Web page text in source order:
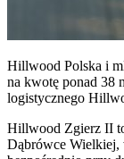
Hillwood Polska i
na kwotę ponad 38
logistycznego
Hillwood Zgierz II
Dąbrówce Wielkiej,